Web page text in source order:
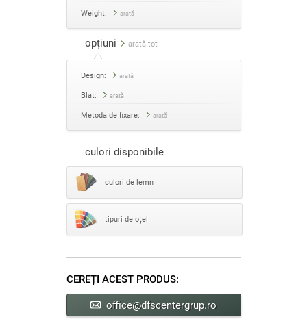
Weight: arată
opțiuni arată tot
Design: arată
Blat: arată
Metoda de fixare: arată
culori disponibile
culori de lemn
tipuri de oțel
CEREȚI ACEST PRODUS:
office@dfscentergrup.ro